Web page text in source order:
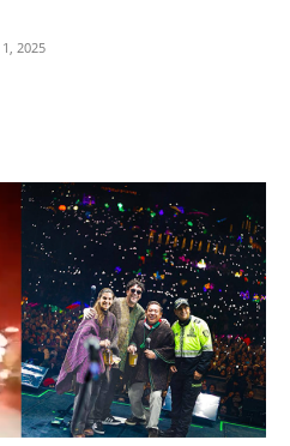
2025